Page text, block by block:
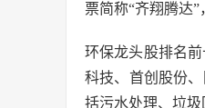
票简称“齐翔腾达”
环保龙头股排名
科技、首创股份
括污水处理、垃圾